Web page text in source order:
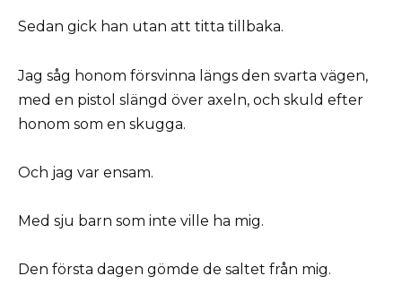
Sedan gick han utan att titta tillbaka.
Jag såg honom försvinna längs den svarta vägen,
med en pistol slängd över axeln, och skuld efter
honom som en skugga.
Och jag var ensam.
Med sju barn som inte ville ha mig.
Den första dagen gömde de saltet från mig.